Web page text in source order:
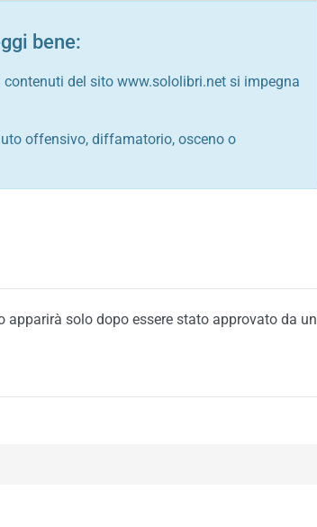
bene:
del sito www.sololibri.net si impegna
offensivo, diffamatorio, osceno o
e di quelle internazionali
denigratorio e sbeffeggiatorio
dell'ordine pubblico
di qualsiasi cittadino
di qualsiasi razza, popolo, cultura,
del buon costume o contenenti
politica, di partito o di fazione, che
regole precedenti comporterà la non
solo dopo essere stato approvato da un